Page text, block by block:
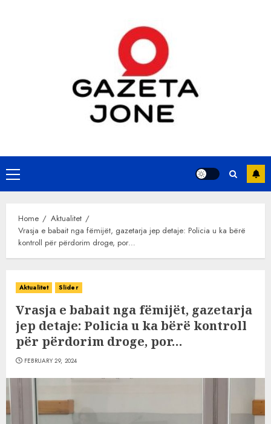
Primary
Menu
Home
Aktualitet
Vrasja e babait nga fëmijët, gazetarja jep detaje: Policia u ka bërë
kontroll për përdorim droge, por…
Aktualitet Slider
Vrasja e babait nga fëmijët, gazetarja
jep detaje: Policia u ka bërë kontroll
për përdorim droge, por…
FEBRUARY 29, 2024